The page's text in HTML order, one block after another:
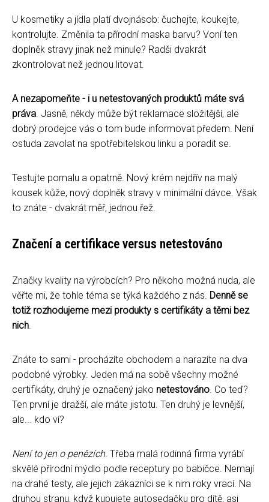
U kosmetiky a jídla platí dvojnásob: čuchejte, koukejte,
kontrolujte. Změnila ta přírodní maska barvu? Voní ten
doplněk stravy jinak než minule? Radši dvakrát
zkontrolovat než jednou litovat.
A nezapomeňte - i u netestovaných produktů máte svá
práva. Jasně, někdy může být reklamace složitější, ale
dobrý prodejce vás o tom bude informovat předem. Není
ostuda zavolat na spotřebitelskou linku a poradit se.
Testujte pomalu a opatrně. Nový krém nejdřív na malý
kousek kůže, nový doplněk stravy v minimální dávce. Však
to znáte - dvakrát měř, jednou řež.
Značení a certifikace versus netestováno
Značky kvality na výrobcích? Pro někoho možná nuda, ale
věřte mi, že tohle téma se týká každého z nás. Denně se
totiž rozhodujeme mezi produkty s certifikáty a těmi bez
nich.
Znáte to sami - procházíte obchodem a narazíte na dva
podobné výrobky. Jeden má na sobě všechny možné
certifikáty, druhý je označený jako netestováno. Co teď?
Ten první je dražší, ale máte jistotu. Ten druhý je levnější,
ale... kdo ví?
Není to jen o penězích. Třeba malá rodinná firma vyrábí
skvělé přírodní mýdlo podle receptury po babičce. Nemají
na drahé testy, ale jejich zákazníci se k nim roky vrací. Na
druhou stranu, když kupujete autosedačku pro dítě, asi